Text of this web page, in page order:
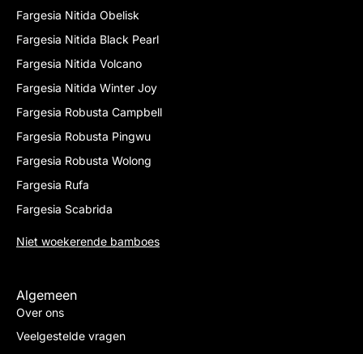
Fargesia Nitida Obelisk
Fargesia Nitida Black Pearl
Fargesia Nitida Volcano
Fargesia Nitida Winter Joy
Fargesia Robusta Campbell
Fargesia Robusta Pingwu
Fargesia Robusta Wolong
Fargesia Rufa
Fargesia Scabrida
Niet woekerende bamboes
Algemeen
Over ons
Veelgestelde vragen